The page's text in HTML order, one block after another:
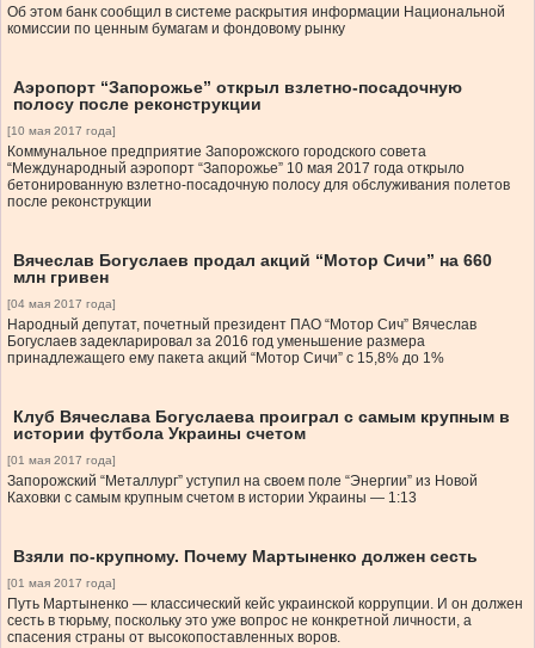
Об этом банк сообщил в системе раскрытия информации Национальной
комиссии по ценным бумагам и фондовому рынку
Аэропорт “Запорожье” открыл взлетно-посадочную
полосу после реконструкции
[10 мая 2017 года]
Коммунальное предприятие Запорожского городского совета
“Международный аэропорт “Запорожье” 10 мая 2017 года открыло
бетонированную взлетно-посадочную полосу для обслуживания полетов
после реконструкции
Вячеслав Богуслаев продал акций “Мотор Сичи” на 660
млн гривен
[04 мая 2017 года]
Народный депутат, почетный президент ПАО “Мотор Сич” Вячеслав
Богуслаев задекларировал за 2016 год уменьшение размера
принадлежащего ему пакета акций “Мотор Сичи” с 15,8% до 1%
Клуб Вячеслава Богуслаева проиграл с самым крупным в
истории футбола Украины счетом
[01 мая 2017 года]
Запорожский “Металлург” уступил на своем поле “Энергии” из Новой
Каховки с самым крупным счетом в истории Украины — 1:13
Взяли по-крупному. Почему Мартыненко должен сесть
[01 мая 2017 года]
Путь Мартыненко — классический кейс украинской коррупции. И он должен
сесть в тюрьму, поскольку это уже вопрос не конкретной личности, а
спасения страны от высокопоставленных воров.